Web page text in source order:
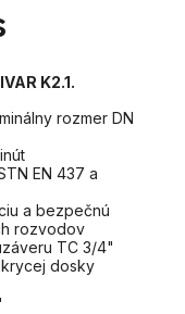
K2.1.
rozmer DN
EN 437 a
a bezpečnú
rozvodov
TC 3/4"
dosky